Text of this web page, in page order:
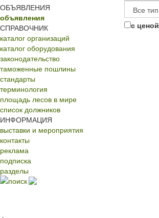
ОБЪЯВЛЕНИЯ
объявления
СПРАВОЧНИК
каталог организаций
каталог оборудования
законодательство
таможенные пошлины
стандарты
терминология
площадь лесов в мире
список должников
ИНФОРМАЦИЯ
выставки и мероприятия
контакты
реклама
подписка
разделы
поиск
с ценой